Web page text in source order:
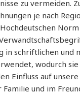
zu vermeiden.
je nach
in schriftlichen und
wodurch sie
Einfluss auf
und im